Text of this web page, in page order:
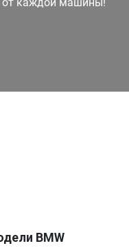
BMW